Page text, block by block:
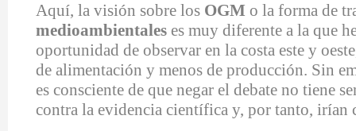
Aquí, la visión sobre los OGM o la forma de
medioambientales es muy diferente a la que
oportunidad de observar en la costa este y
de alimentación y menos de producción. Sin
es consciente de que negar el debate no tiene
contra la evidencia científica y, por tanto, irían